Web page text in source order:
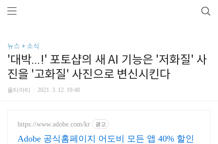
뉴스 + 소식
'대박...!' 포토샵의 새 AI 기능은 '저화질' 사
진을 '고화질' 사진으로 변신시킨다
올티아티 2021. 3. 12. 19:48
https://www.adobe.com/kr 광고
Adobe 공식홈페이지 어도비 모든 앱 40% 할인